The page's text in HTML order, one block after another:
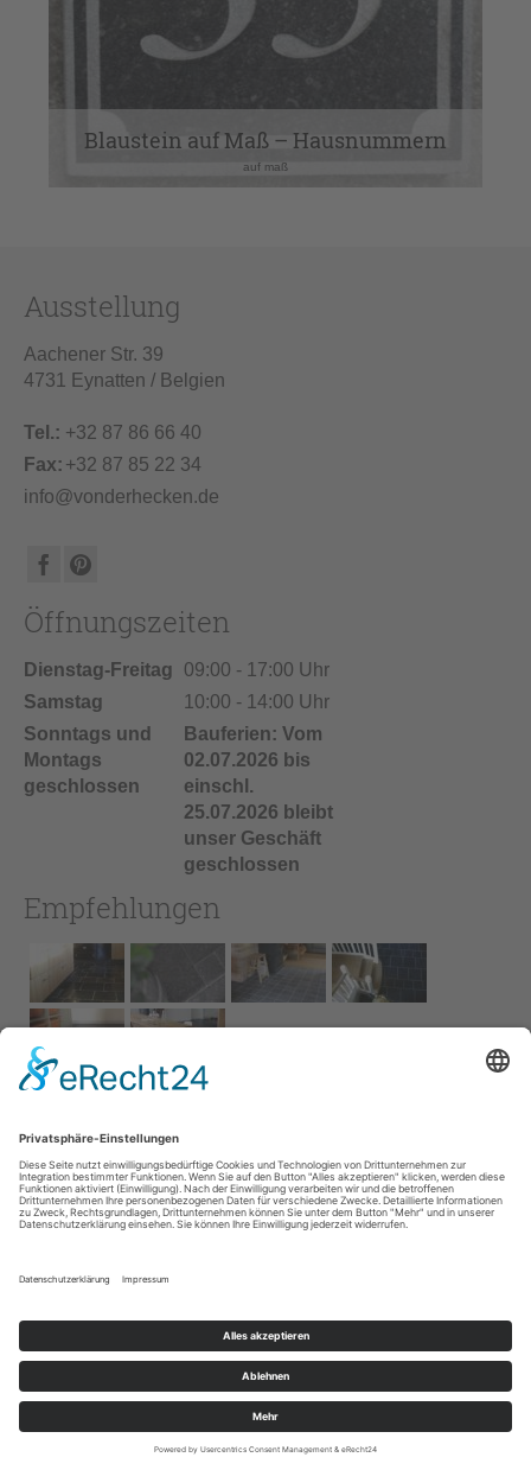
Blaustein auf Maß – Hausnummern
auf maß
Ausstellung
Aachener Str. 39
4731 Eynatten / Belgien
Tel.: +32 87 86 66 40
Fax: +32 87 85 22 34
info@vonderhecken.de
Öffnungszeiten
Dienstag-Freitag
09:00 - 17:00 Uhr
Samstag
10:00 - 14:00 Uhr
Sonntags und
Montags
geschlossen
Bauferien: Vom
02.07.2026 bis
einschl.
25.07.2026 bleibt
unser Geschäft
geschlossen
Empfehlungen
Impressum
AGB
Service
Cookie-Einstellungen Home Kontakt
© 2026 Naturstein Vonderhecken